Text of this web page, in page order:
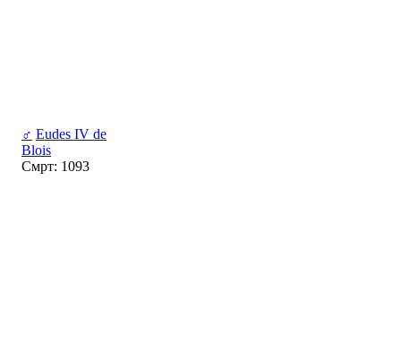
♂ Eudes IV de
Blois
Смрт: 1093